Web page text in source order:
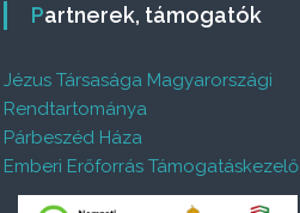
Partnerek, támogatók
Jézus Társasága Magyarországi
Rendtartománya
Párbeszéd Háza
Emberi Erőforrás Támogatáskezelő